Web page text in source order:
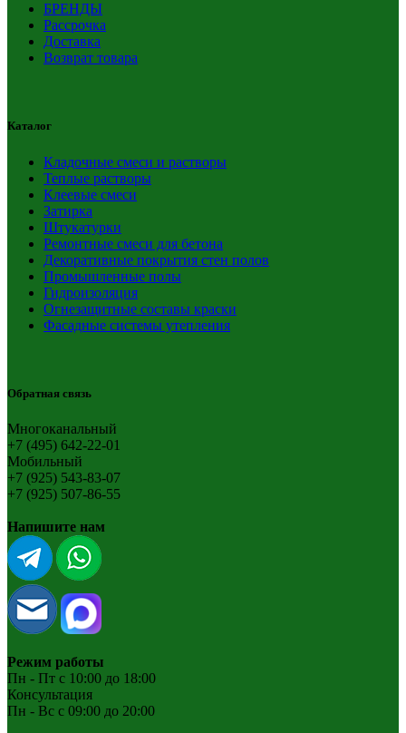
БРЕНДЫ
Рассрочка
Доставка
Возврат товара
Каталог
Кладочные смеси и растворы
Теплые растворы
Клеевые смеси
Затирка
Штукатурки
Ремонтные смеси для бетона
Декоративные покрытия стен полов
Промышленные полы
Гидроизоляция
Огнезащитные составы краски
Фасадные системы утепления
Обратная связь
Многоканальный
+7 (495) 642-22-01
Мобильный
+7 (925) 543-83-07
+7 (925) 507-86-55
Напишите нам
Режим работы
Пн - Пт с 10:00 до 18:00
Консультация
Пн - Вс с 09:00 до 20:00